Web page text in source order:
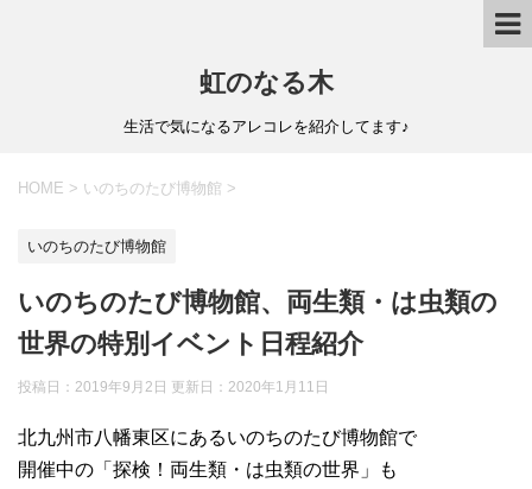
虹のなる木
生活で気になるアレコレを紹介してます♪
HOME > いのちのたび博物館 >
いのちのたび博物館
いのちのたび博物館、両生類・は虫類の
世界の特別イベント日程紹介
投稿日：2019年9月2日 更新日： 2020年1月11日
北九州市八幡東区にあるいのちのたび博物館で
開催中の「探検！両生類・は虫類の世界」も